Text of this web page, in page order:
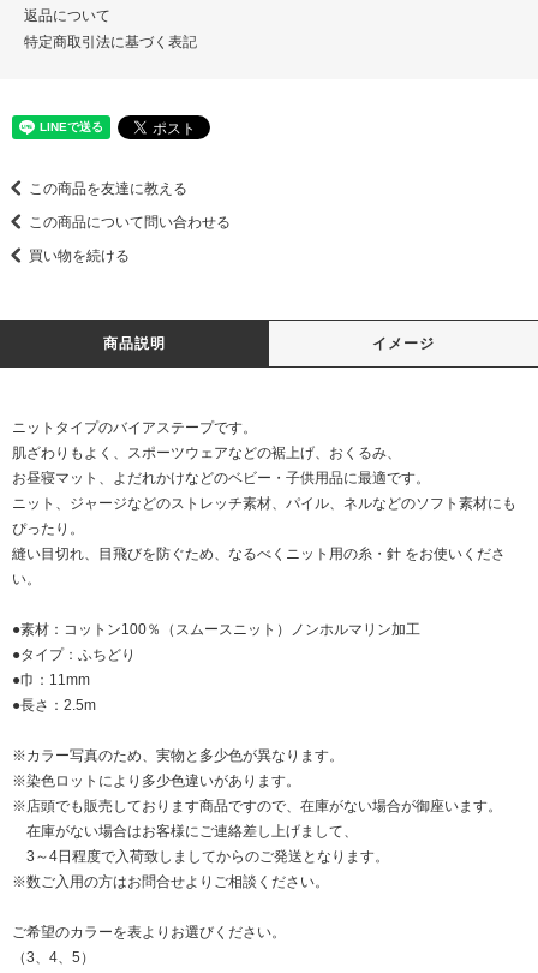
返品について
特定商取引法に基づく表記
この商品を友達に教える
この商品について問い合わせる
買い物を続ける
商品説明 イメージ
ニットタイプのバイアステープです。
肌ざわりもよく、スポーツウェアなどの裾上げ、おくるみ、
お昼寝マット、よだれかけなどのベビー・子供用品に最適です。
ニット、ジャージなどのストレッチ素材、パイル、ネルなどのソフト素材にも
ぴったり。
縫い目切れ、目飛びを防ぐため、なるべくニット用の糸・針 をお使いくださ
い。
●素材：コットン100％（スムースニット）ノンホルマリン加工
●タイプ：ふちどり
●巾：11mm
●長さ：2.5m
※カラー写真のため、実物と多少色が異なります。
※染色ロットにより多少色違いがあります。
※店頭でも販売しております商品ですので、在庫がない場合が御座います。
在庫がない場合はお客様にご連絡差し上げまして、
3～4日程度で入荷致しましてからのご発送となります。
※数ご入用の方はお問合せよりご相談ください。
ご希望のカラーを表よりお選びください。
（3、4、5）